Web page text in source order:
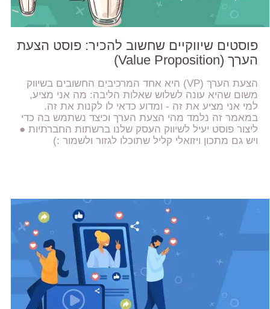
פוסטים שיווקיים שחשוב להכיר: פוסט הצעת
הערך (Value Proposition)
הצעת הערך (VP) היא אחד המרכיבים החשובים בשיווק
משום שהיא עונה לשלוש שאלות הליבה: מה אני מציע,
למי אני מציע את זה - ומדוע כדאי לו לקנות את זה.
במאמר זה נלמד מהי הצעת הערך וכיצד נשתמש בה כדי
ליצור פוסט יעיל לשיווק העסק שלנו ברשתות החברתיות ●
ויש גם מתכון ויזואלי קליל שתוכלו לגזור ולשמור :)